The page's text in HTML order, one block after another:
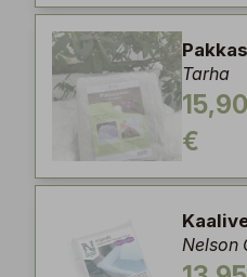
Tarha
15,90
€
Nelson